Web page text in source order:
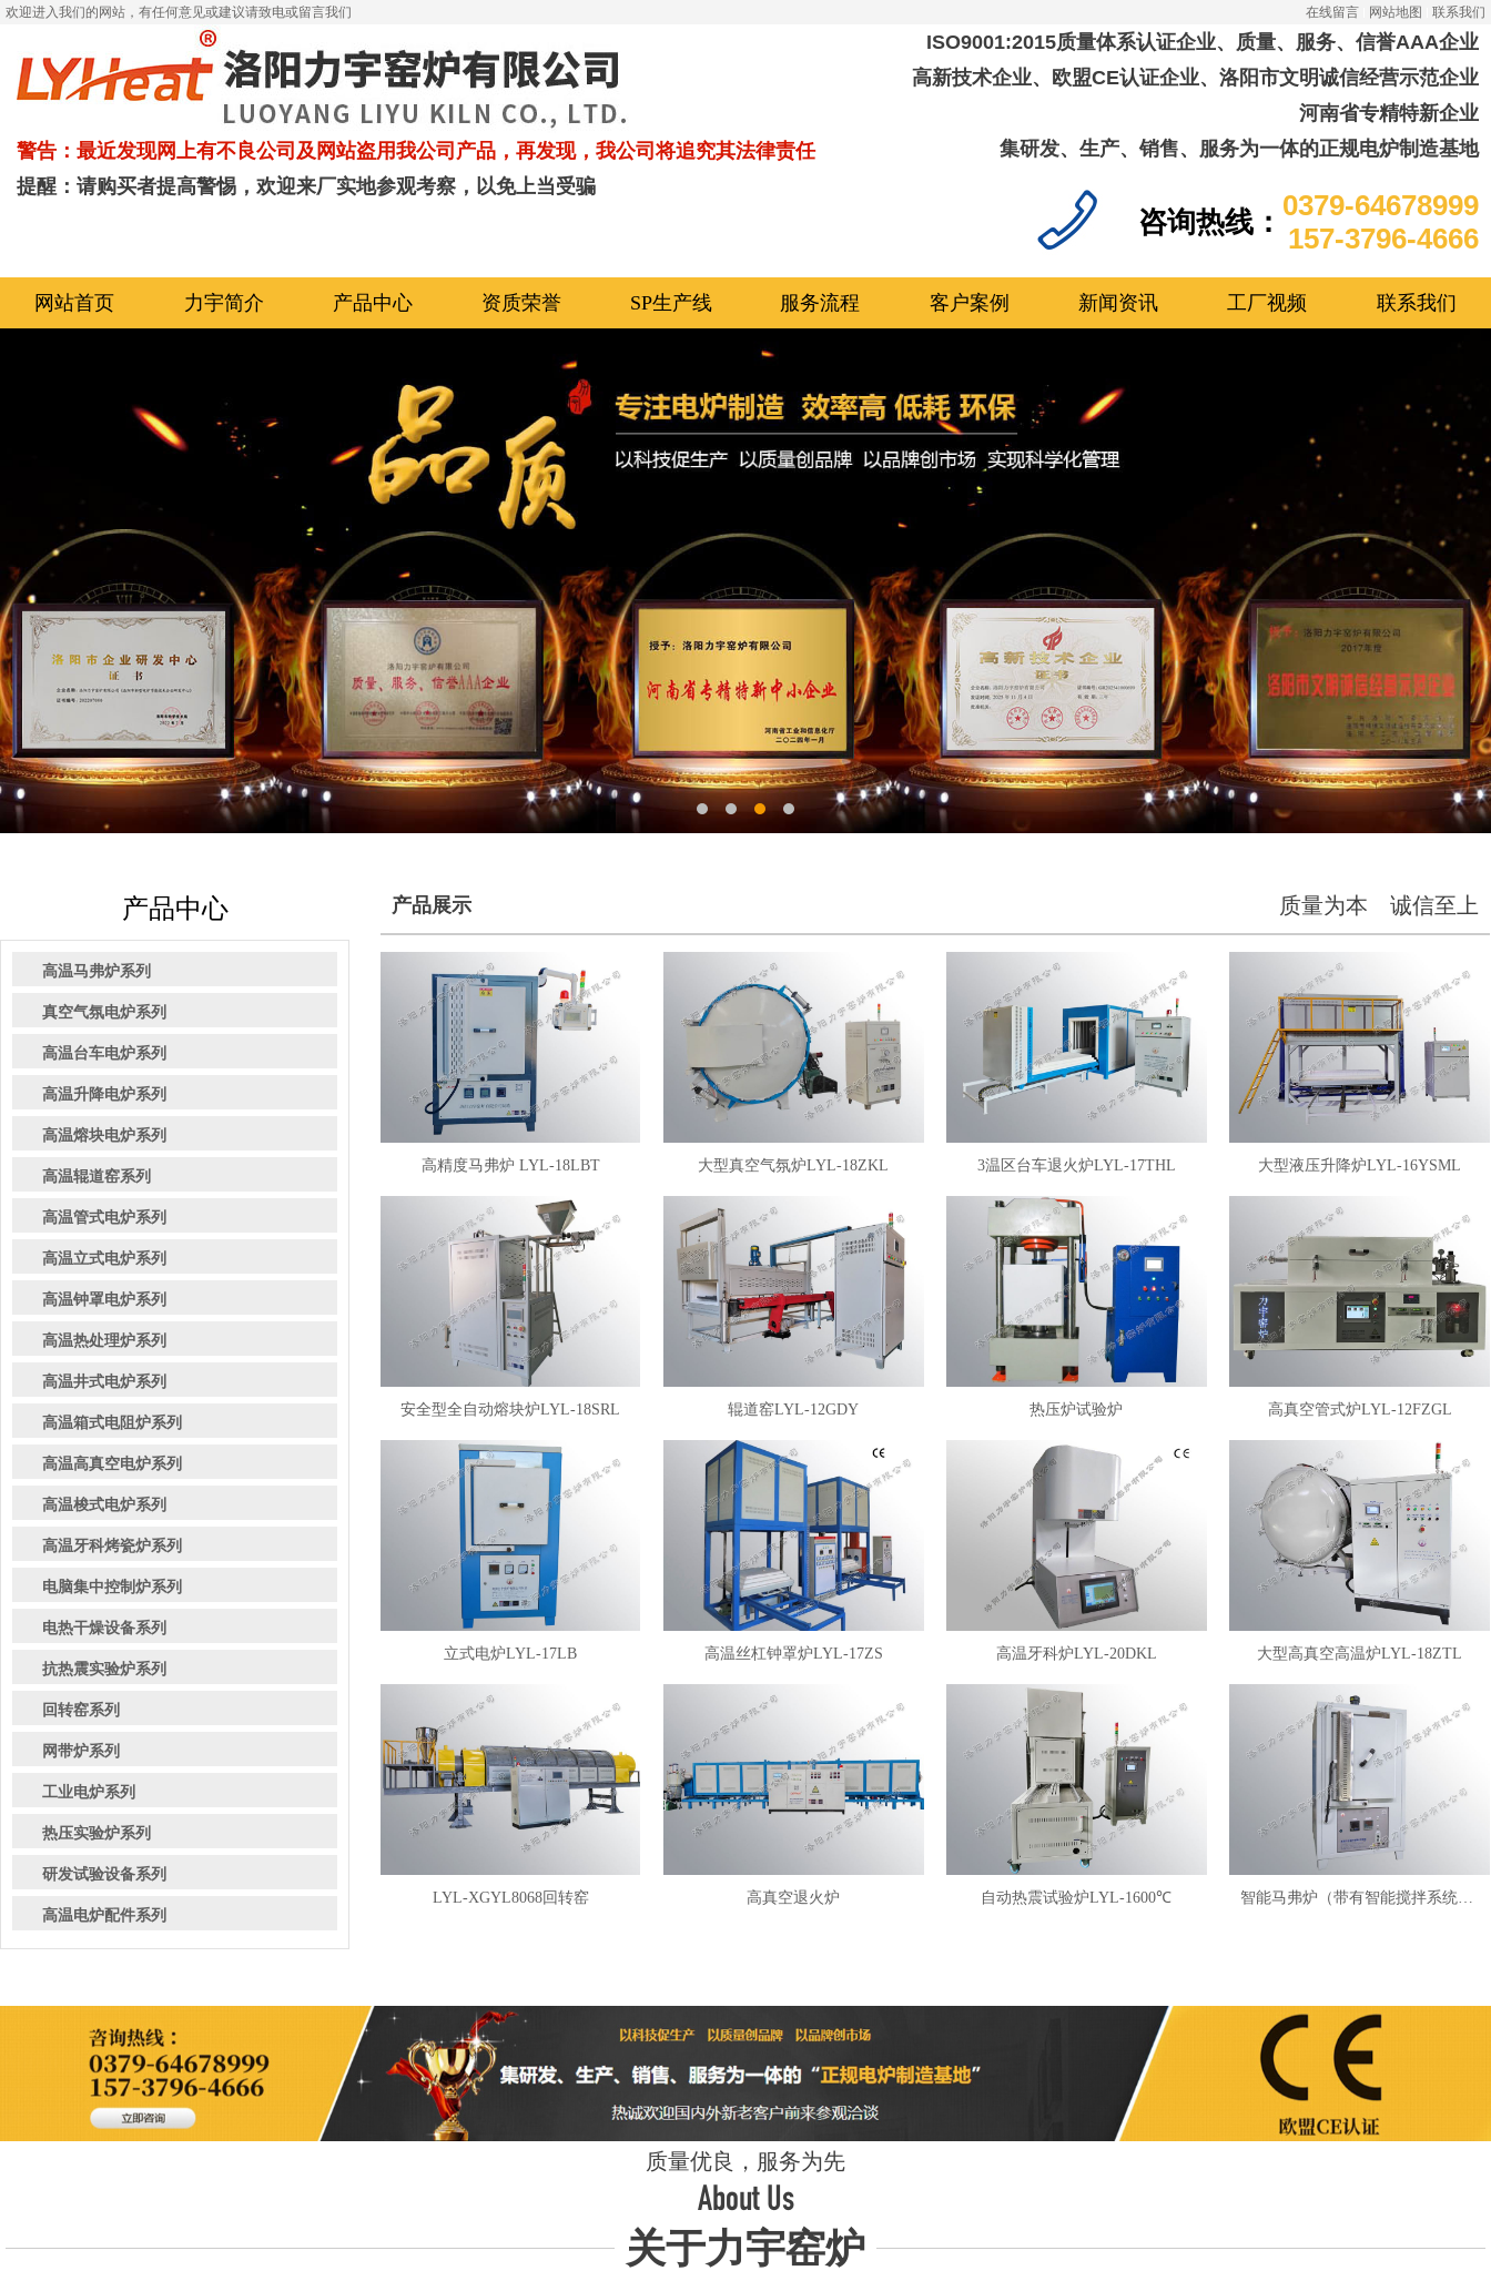
欢迎进入我们的网站，有任何意见或建议请致电或留言我们 在线留言 网站地图 联系我们
警告：最近发现网上有不良公司及网站盗用我公司产品，再发现，我公司将追究其法律责任
提醒：请购买者提高警惕，欢迎来厂实地参观考察，以免上当受骗
ISO9001:2015质量体系认证企业、质量、服务、信誉AAA企业
高新技术企业、欧盟CE认证企业、洛阳市文明诚信经营示范企业
河南省专精特新企业
集研发、生产、销售、服务为一体的正规电炉制造基地
咨询热线： 0379-64678999
157-3796-4666
网站首页 力宇简介 产品中心 资质荣誉 SP生产线 服务流程 客户案例 新闻资讯 工厂视频 联系我们
产品中心
高温马弗炉系列
真空气氛电炉系列
高温台车电炉系列
高温升降电炉系列
高温熔块电炉系列
高温辊道窑系列
高温管式电炉系列
高温立式电炉系列
高温钟罩电炉系列
高温热处理炉系列
高温井式电炉系列
高温箱式电阻炉系列
高温高真空电炉系列
高温梭式电炉系列
高温牙科烤瓷炉系列
电脑集中控制炉系列
电热干燥设备系列
抗热震实验炉系列
回转窑系列
网带炉系列
工业电炉系列
热压实验炉系列
研发试验设备系列
高温电炉配件系列
产品展示 质量为本 诚信至上
高精度马弗炉 LYL-18LBT 大型真空气氛炉LYL-18ZKL 3温区台车退火炉LYL-17THL 大型液压升降炉LYL-16YSML
安全型全自动熔块炉LYL-18SRL 辊道窑LYL-12GDY 热压炉试验炉 高真空管式炉LYL-12FZGL
立式电炉LYL-17LB 高温丝杠钟罩炉LYL-17ZS 高温牙科炉LYL-20DKL 大型高真空高温炉LYL-18ZTL
LYL-XGYL8068回转窑 高真空退火炉 自动热震试验炉LYL-1600℃ 智能马弗炉（带有智能搅拌系统）LYL-FANM
质量优良，服务为先
About Us
关于力宇窑炉